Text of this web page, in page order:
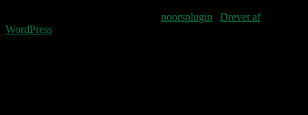
noorsplugin
Drevet af
WordPress